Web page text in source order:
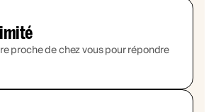
proche de chez vous pour répondre